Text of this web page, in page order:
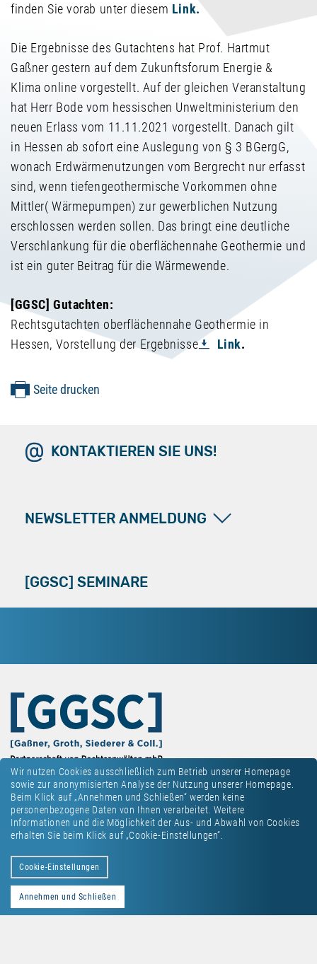
Wir nutzen Cookies ausschließlich zum Betrieb unserer Homepage
sowie zur anonymisierten Analyse der Nutzung unserer Homepage.
Beim Klick auf „Annehmen und Schließen“ werden keine
personenbezogene Daten von Ihnen verarbeitet. Weitere
Informationen und die Möglichkeit der Aus- und Abwahl von Cookies
erhalten Sie beim Klick auf „Cookie-Einstellungen“.
Cookie-Einstellungen
Annehmen und Schließen
finden Sie vorab unter diesem Link.
Die Ergebnisse des Gutachtens hat Prof. Hartmut
Gaßner gestern auf dem Zukunftsforum Energie &
Klima online vorgestellt. Auf der gleichen Veranstaltung
hat Herr Bode vom hessischen Unweltministerium den
neuen Erlass vom 11.11.2021 vorgestellt. Danach gilt
in Hessen ab sofort eine Auslegung von § 3 BGergG,
wonach Erdwärmenutzungen vom Bergrecht nur erfasst
sind, wenn tiefengeothermische Vorkommen ohne
Mittler( Wärmepumpen) zur gewerblichen Nutzung
erschlossen werden sollen. Das bringt eine deutliche
Verschlankung für die oberflächennahe Geothermie und
ist ein guter Beitrag für die Wärmewende.
[GGSC] Gutachten:
Rechtsgutachten oberflächennahe Geothermie in
Hessen, Vorstellung der Ergebnisse
Link.
Seite drucken
KONTAKTIEREN SIE UNS!
NEWSLETTER ANMELDUNG
[GGSC] SEMINARE